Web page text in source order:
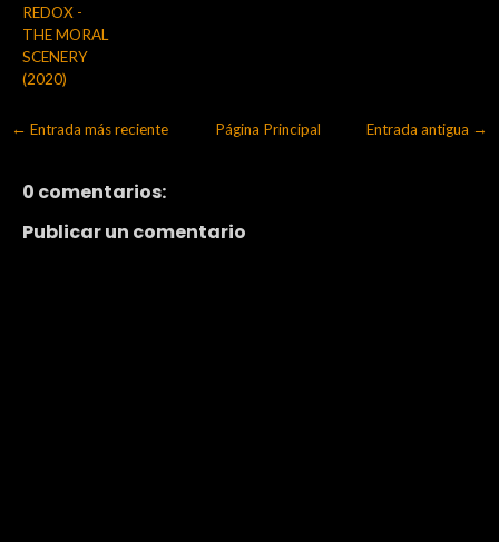
REDOX -
THE MORAL
SCENERY
(2020)
← Entrada más reciente Entrada antigua →
Página Principal
0 comentarios:
Publicar un comentario